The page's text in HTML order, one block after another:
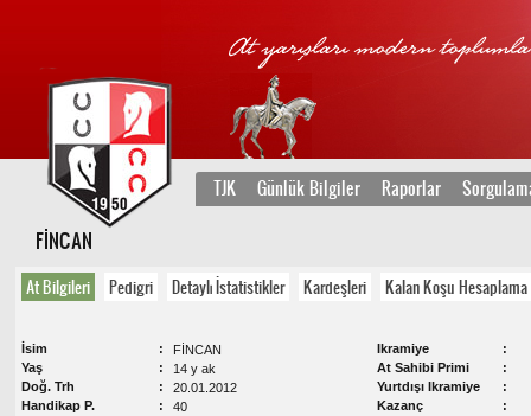
TJK Günlük Bilgiler Raporlar
FİNCAN
At Bilgileri Pedigri Detaylı İstatistikler Kardeşleri Kalan Koşu Hesaplama
İsim
FİNCAN
Yaş
14 y ak
Doğ. Trh
20.01.2012
Handikap P.
40
Ikramiye
At Sahibi Primi
Yurtdışı Ikramiye
Kazanç